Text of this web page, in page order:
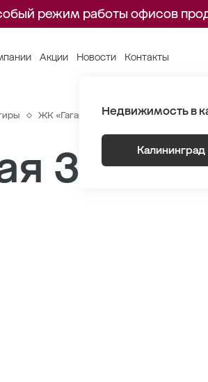
режим работы офисов
Акции Новости Контакты
Недвижимость в
Калининград
ЖК «Гагарина 30» Генплан
35.7 м2